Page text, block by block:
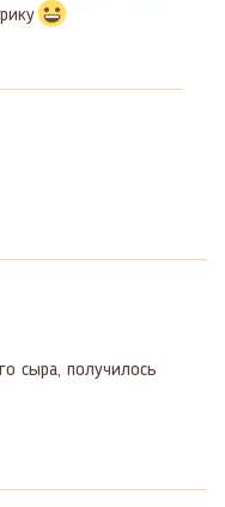
сыра, получилось